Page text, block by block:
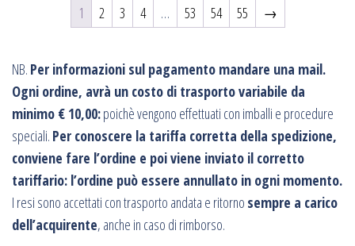
1 2 3 4 … 53 54 55 →
NB. Per informazioni sul pagamento mandare una mail.
Ogni ordine, avrà un costo di trasporto variabile da
minimo € 10,00:poichè vengono effettuati con imballi e procedure
speciali. Per conoscere la tariffa corretta della spedizione,
conviene fare l’ordine e poi viene inviato il corretto
tariffario: l’ordine può essere annullato in ogni momento.
I resi sono accettati con trasporto andata e ritorno sempre a carico
dell’acquirente, anche in caso di rimborso.